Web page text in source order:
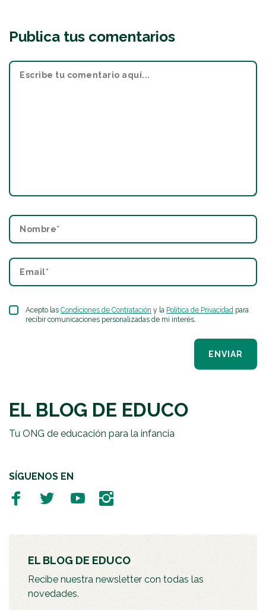
Publica tus comentarios
Acepto las Condiciones de Contratación y la Política de Privacidad para
recibir comunicaciones personalizadas de mi interés.
ENVIAR
EL BLOG DE EDUCO
Tu ONG de educación para la infancia
SÍGUENOS EN
EL BLOG DE EDUCO
Recibe nuestra newsletter con todas las
novedades.